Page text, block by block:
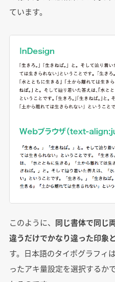
ています。
このように、 同じ書体で同じ
違うだけでかなり違った印象
す。日本語のタイポグラフィ
ったアキ量設定を選択するか